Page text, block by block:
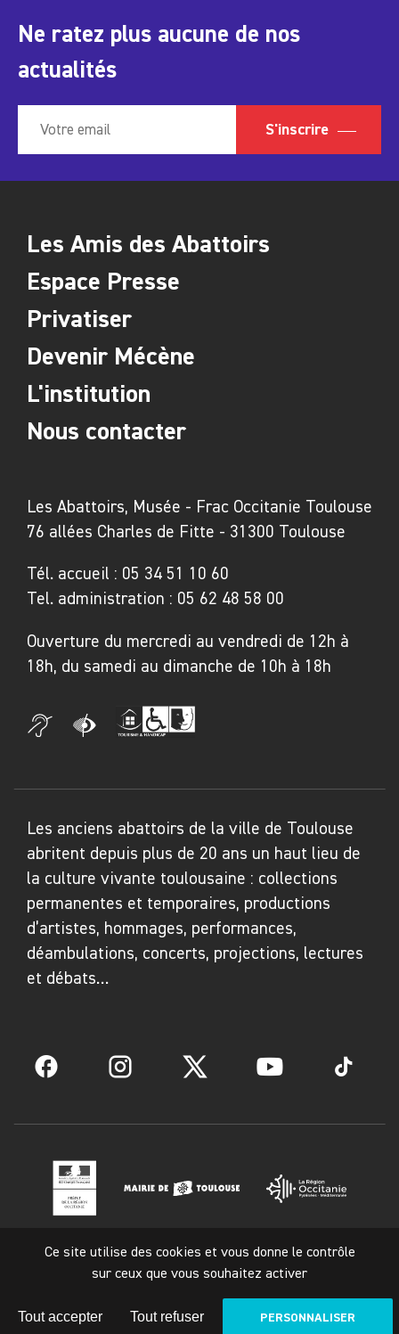
Ne ratez plus aucune de nos
actualités
S'inscrire
Les Abattoirs, Musée - Frac Occitanie Toulouse
76 allées Charles de Fitte - 31300 Toulouse
Tél. accueil : 05 34 51 10 60
Tel. administration : 05 62 48 58 00
Ouverture du mercredi au vendredi de 12h à
18h, du samedi au dimanche de 10h à 18h
Les Amis des Abattoirs
Espace Presse
Privatiser
Devenir Mécène
L'institution
Nous contacter
Les anciens abattoirs de la ville de Toulouse
abritent depuis plus de 20 ans un haut lieu de
la culture vivante toulousaine : collections
permanentes et temporaires, productions
d’artistes, hommages, performances,
déambulations, concerts, projections, lectures
et débats…
Facebook Instagram Twitter YouTube TikTok
Mentions légales
Ce site utilise des cookies et vous donne le contrôle
sur ceux que vous souhaitez activer
Tout accepter Tout refuser PERSONNALISER